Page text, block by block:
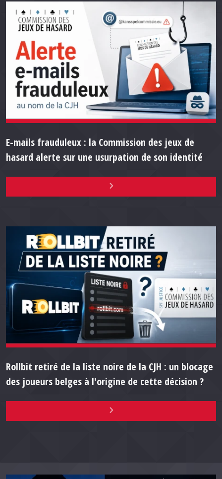
E-mails frauduleux : la Commission des jeux de
hasard alerte sur une usurpation de son identité
Rollbit retiré de la liste noire de la CJH : un blocage
des joueurs belges à l'origine de cette décision ?